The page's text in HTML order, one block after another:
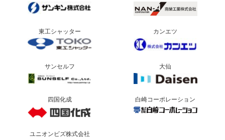
東工シャッター カンエツ
サンセルフ 大仙
四国化成 白崎コーポレーション
ユニオンビズ株式会社